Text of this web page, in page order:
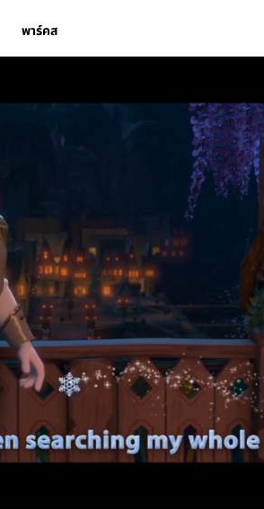
พาร์คส